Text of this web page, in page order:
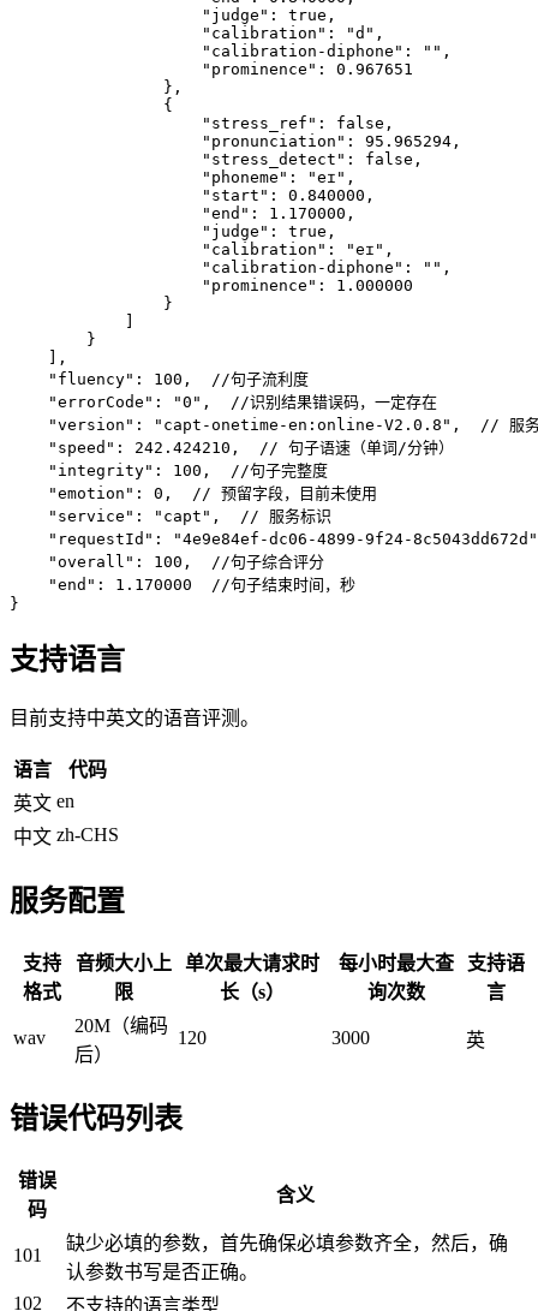
                    "judge": true,
                    "calibration": "d",
                    "calibration-diphone": "",
                    "prominence": 0.967651
                },
                {
                    "stress_ref": false,
                    "pronunciation": 95.965294,
                    "stress_detect": false,
                    "phoneme": "eɪ",
                    "start": 0.840000,
                    "end": 1.170000,
                    "judge": true,
                    "calibration": "eɪ",
                    "calibration-diphone": "",
                    "prominence": 1.000000
                }
            ]
        }
    ],
    "fluency": 100,
  //句子流利度
    "errorCode": "0",
  //识别结果错误码，一定存在
    "version": "capt-onetime-en:online-V2.0.8",
// 服
    "speed": 242.424210,
  // 句子语速（单词/分钟）
    "integrity": 100,
  //句子完整度
    "emotion": 0,
  // 预留字段，目前未使用
    "service": "capt",
  // 服务标识
"requestId": "4e9e84ef-dc06-4899-9f24-
    "overall": 100,
  //句子综合评分
    "end": 1.170000
  //句子结束时间，秒
}
支持语言
目前支持中英文的语音评测。
语言
代码
英文 en
中文 zh-CHS
服务配置
支持
格式
音频大小上
限
单次最大请求时
长（s）
每小时最大查
询次数
支持语
言
wav
20M（编码
后）
120 3000 英
错误代码列表
错误
码
含义
101
缺少必填的参数，首先确保必填参数齐全，然后，确
认参数书写是否正确。
102
不支持的语言类型